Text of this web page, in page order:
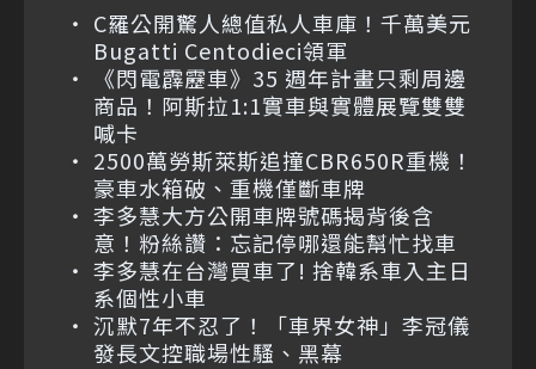
C羅公開驚人總值私人車庫！千萬美元
Bugatti Centodieci領軍
《閃電霹靂車》35 週年計畫只剩周邊
商品！阿斯拉1:1實車與實體展覽雙雙
喊卡
2500萬勞斯萊斯追撞CBR650R重機！
豪車水箱破、重機僅斷車牌
李多慧大方公開車牌號碼揭背後含
意！粉絲讚：忘記停哪還能幫忙找車
李多慧在台灣買車了! 捨韓系車入主日
系個性小車
沉默7年不忍了！「車界女神」李冠儀
發長文控職場性騷、黑幕